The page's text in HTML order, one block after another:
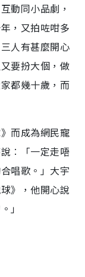
動同小品劇，
，又拍咗咁多
人有甚麼開心
要扮大個，做
都幾十歲，而
而成為網民寵
︰「一定走唔
唱歌。」大宇
》，他開心說
」